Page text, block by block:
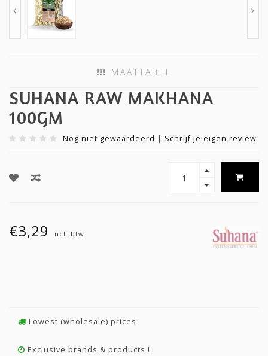
MAATTABEL
SUHANA RAW MAKHANA
100GM
Nog niet gewaardeerd | Schrijf je eigen review
€3,29 Incl. btw
Lowest (wholesale) prices
Exclusive brands & products !